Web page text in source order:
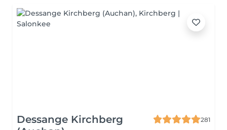
Dessange Kirchberg
281